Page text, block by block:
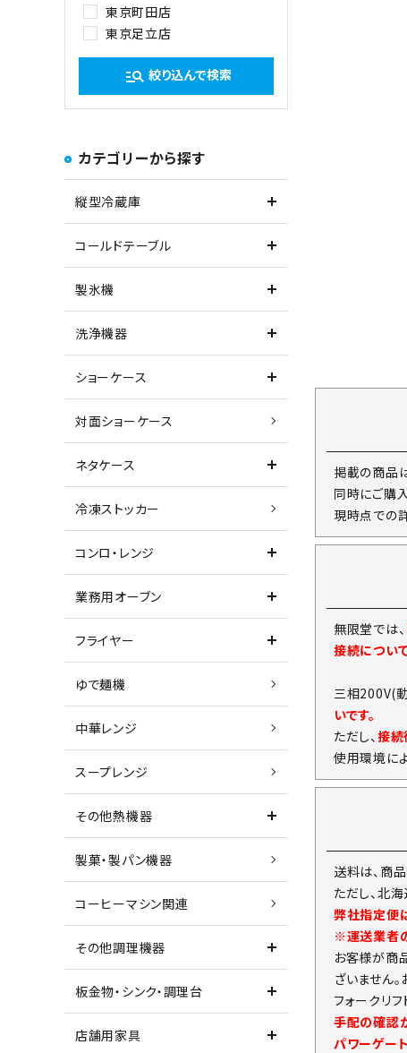
東京町田店
東京足立店
manage_search 絞り込んで検索
カテゴリーから探す
縦型冷蔵庫
コールドテーブル
製氷機
洗浄機器
ショーケース
対面ショーケース
ネタケース
冷凍ストッカー
コンロ・レンジ
業務用オーブン
フライヤー
ゆで麺機
中華レンジ
スープレンジ
その他熱機器
製菓・製パン機器
コーヒーマシン関連
その他調理機器
板金物・シンク・調理台
店舗用家具
掲載の商品
同時にご購
現時点での
無限堂では、
接続につい
三相200V(
いです。
ただし、 接続
使用環境に
送料は、商
ただし、北
弊社指定便
※運送業者の
お客様が商
ざいません
フォークリ
手配の確認
パワーゲー